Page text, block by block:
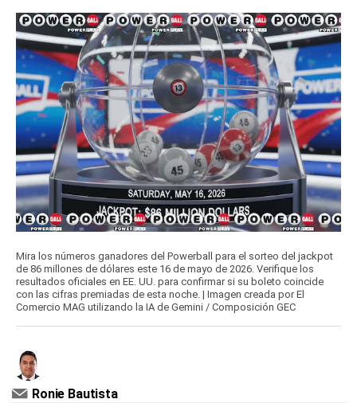
Mira los números ganadores del Powerball para el sorteo del jackpot
de 86 millones de dólares este 16 de mayo de 2026. Verifique los
resultados oficiales en EE. UU. para confirmar si su boleto coincide
con las cifras premiadas de esta noche. | Imagen creada por El
Comercio MAG utilizando la IA de Gemini / Composición GEC
Ronie Bautista